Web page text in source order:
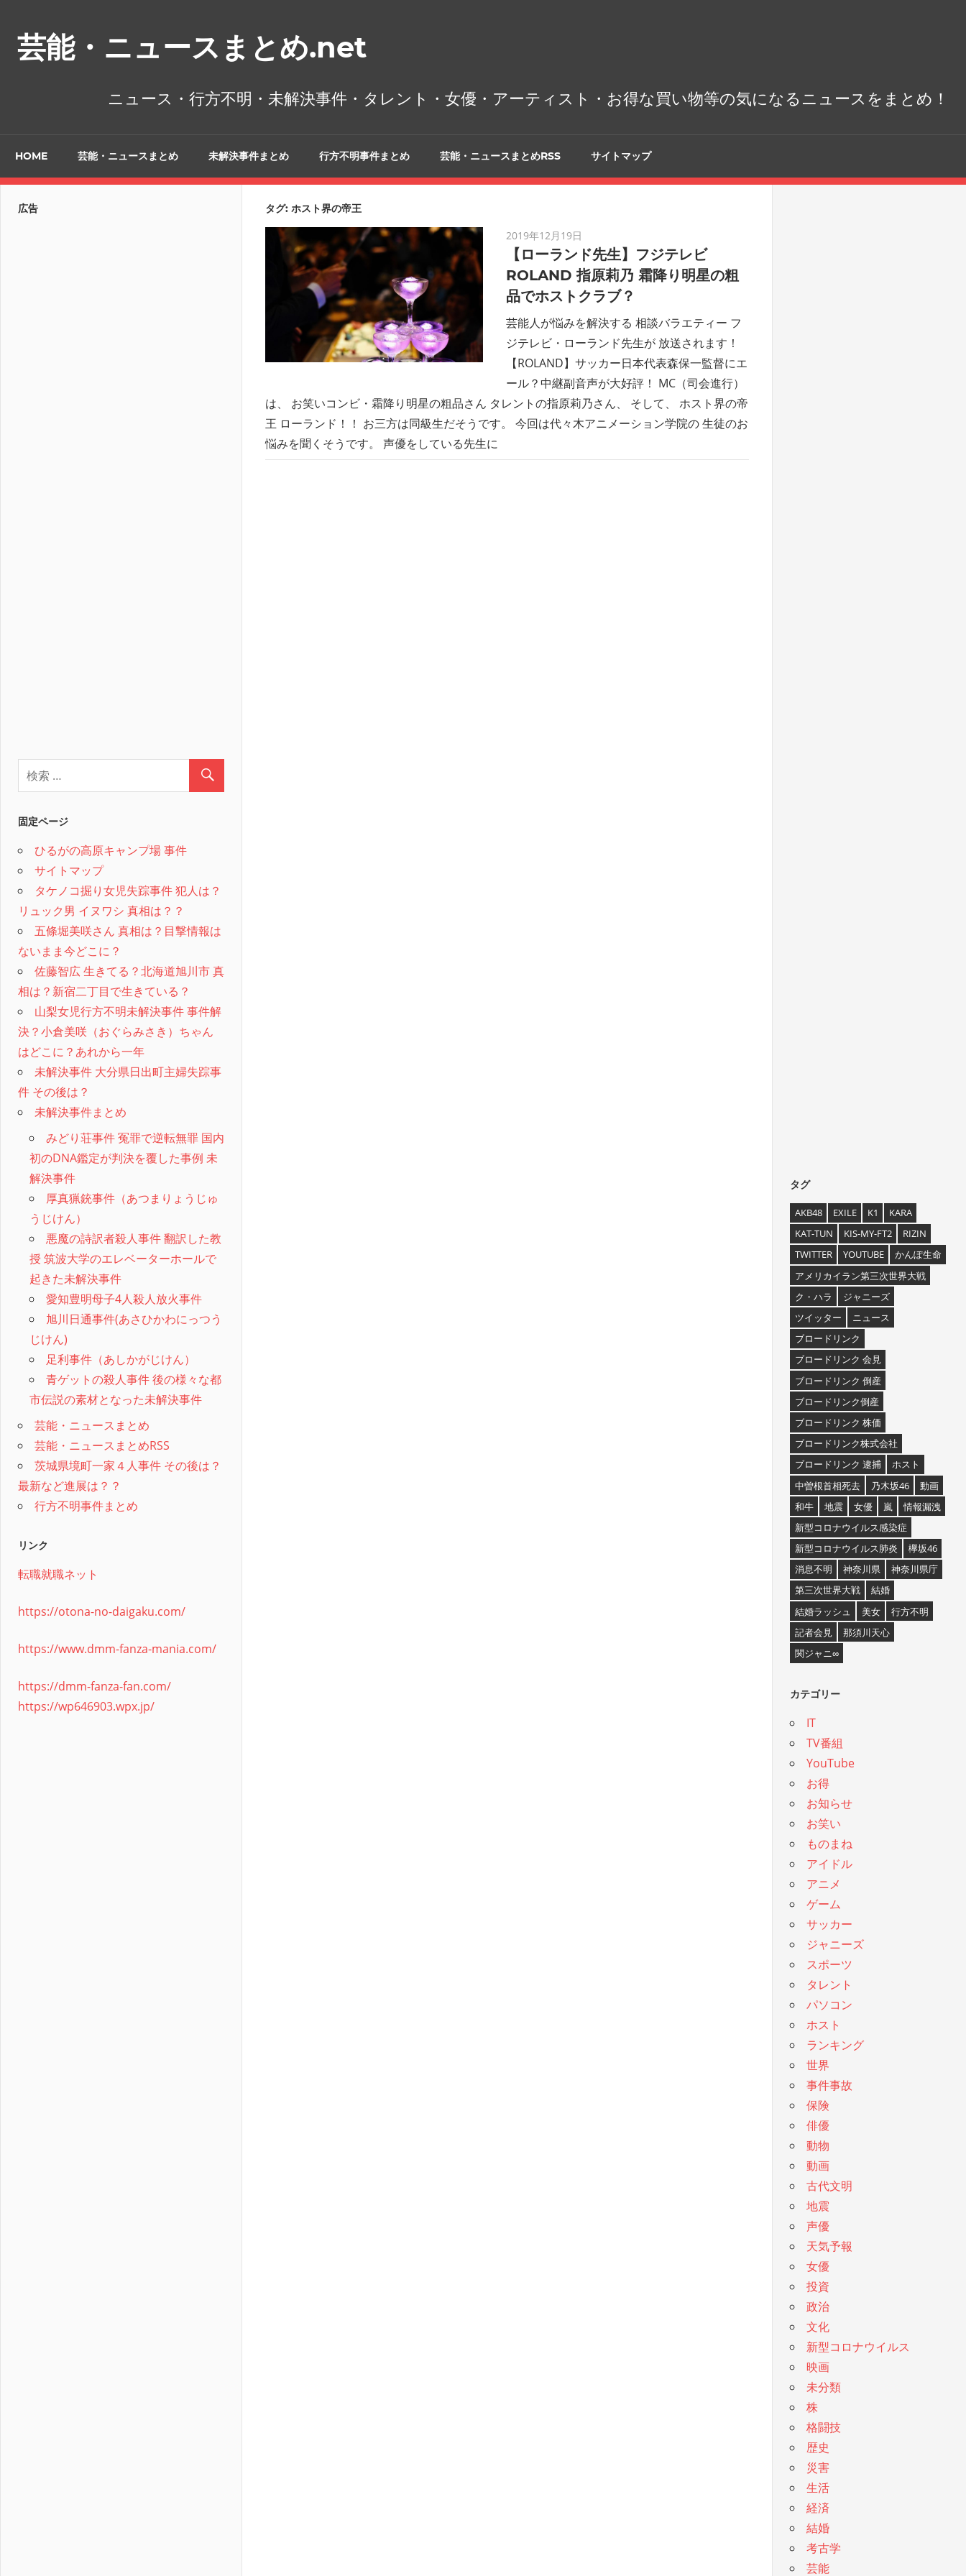
芸能・ニュースまとめ.net
ニュース・行方不明・未解決事件・タレント・女優・アーティスト・お得な買い物等の気になるニュースをまとめ！
HOME 芸能・ニュースまとめ 未解決事件まとめ 行方不明事件まとめ 芸能・ニュースまとめRSS サイトマップ
タグ: ホスト界の帝王
2019年12月19日
【ローランド先生】フジテレビ
ROLAND 指原莉乃 霜降り明星の粗
品でホストクラブ？
芸能人が悩みを解決する 相談バラエティー フ
ジテレビ・ローランド先生が 放送されます！
【ROLAND】サッカー日本代表森保一監督にエ
ール？中継副音声が大好評！ MC（司会進行）
は、 お笑いコンビ・霜降り明星の粗品さん タレントの指原莉乃さん、 そして、 ホスト界の帝
王 ローランド！！ お三方は同級生だそうです。 今回は代々木アニメーション学院の 生徒のお
悩みを聞くそうです。 声優をしている先生に
広告
固定ページ
ひるがの高原キャンプ場 事件
サイトマップ
タケノコ掘り女児失踪事件 犯人は？
リュック男 イヌワシ 真相は？？
五條堀美咲さん 真相は？目撃情報は
ないまま今どこに？
佐藤智広 生きてる？北海道旭川市 真
相は？新宿二丁目で生きている？
山梨女児行方不明未解決事件 事件解
決？小倉美咲（おぐらみさき）ちゃん
はどこに？あれから一年
未解決事件 大分県日出町主婦失踪事
件 その後は？
未解決事件まとめ
みどり荘事件 冤罪で逆転無罪 国内
初のDNA鑑定が判決を覆した事例 未
解決事件
厚真猟銃事件（あつまりょうじゅ
うじけん）
悪魔の詩訳者殺人事件 翻訳した教
授 筑波大学のエレベーターホールで
起きた未解決事件
愛知豊明母子4人殺人放火事件
旭川日通事件(あさひかわにっつう
じけん)
足利事件（あしかがじけん）
青ゲットの殺人事件 後の様々な都
市伝説の素材となった未解決事件
芸能・ニュースまとめ
芸能・ニュースまとめRSS
茨城県境町一家４人事件 その後は？
最新など進展は？？
行方不明事件まとめ
リンク
転職就職ネット
https://otona-no-daigaku.com/
https://www.dmm-fanza-mania.com/
https://dmm-fanza-fan.com/
https://wp646903.wpx.jp/
タグ
AKB48 EXILE K1
KARA
KAT-TUN
KIS-MY-FT2
RIZIN
TWITTER
YOUTUBE
かんぽ生命
アメリカイラン第三次世界大戦
ク・ハラ
ジャニーズ
ツイッター
ニュース
ブロードリンク
ブロードリンク 会見
ブロードリンク 倒産
ブロードリンク倒産
ブロードリンク 株価
ブロードリンク株式会社
ブロードリンク 逮捕
ホスト
中曽根首相死去
乃木坂46
動画
和牛
地震 女優 嵐
情報漏洩
新型コロナウイルス感染症
新型コロナウイルス肺炎
欅坂46
消息不明
神奈川県
神奈川県庁
第三次世界大戦
結婚
結婚ラッシュ
美女
行方不明
記者会見
那須川天心
関ジャニ∞
カテゴリー
IT
TV番組
YouTube
お得
お知らせ
お笑い
ものまね
アイドル
アニメ
ゲーム
サッカー
ジャニーズ
スポーツ
タレント
パソコン
ホスト
ランキング
世界
事件事故
保険
俳優
動物
動画
古代文明
地震
声優
天気予報
女優
投資
政治
文化
新型コロナウイルス
映画
未分類
株
格闘技
歴史
災害
生活
経済
結婚
考古学
芸能